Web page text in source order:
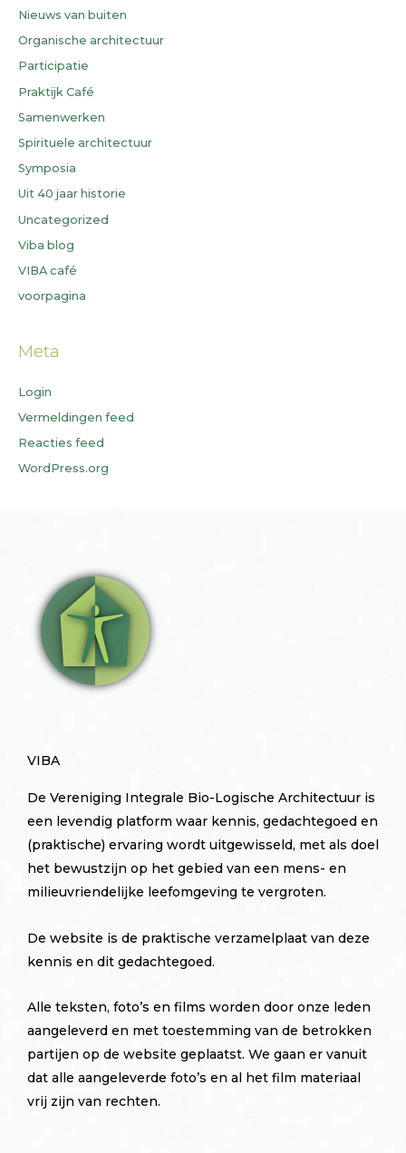
Nieuws van buiten
Organische architectuur
Participatie
Praktijk Café
Samenwerken
Spirituele architectuur
Symposia
Uit 40 jaar historie
Uncategorized
Viba blog
VIBA café
voorpagina
Meta
Login
Vermeldingen feed
Reacties feed
WordPress.org
VIBA
De Vereniging Integrale Bio-Logische Architectuur is
een levendig platform waar kennis, gedachtegoed en
(praktische) ervaring wordt uitgewisseld, met als doel
het bewustzijn op het gebied van een mens- en
milieuvriendelijke leefomgeving te vergroten.
De website is de praktische verzamelplaat van deze
kennis en dit gedachtegoed.
Alle teksten, foto’s en films worden door onze leden
aangeleverd en met toestemming van de betrokken
partijen op de website geplaatst. We gaan er vanuit
dat alle aangeleverde foto’s en al het film materiaal
vrij zijn van rechten.